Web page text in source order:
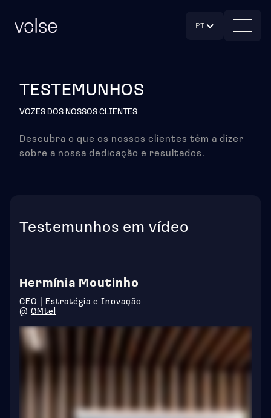
PT
TESTEMUNHOS
VOZES DOS NOSSOS CLIENTES
Descubra o que os nossos clientes têm a dizer
sobre a nossa dedicação e resultados.
Testemunhos em vídeo
Hermínia Moutinho
CEO | Estratégia e Inovação
@ GMtel